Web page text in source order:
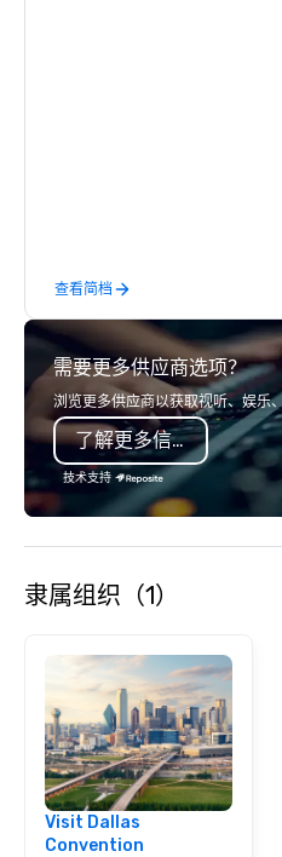
查看简档
需要更多供应商选项？
浏览更多供应商以获取视听、娱乐
了解更多信息
技术支持
隶属组织（1）
Visit Dallas
Convention